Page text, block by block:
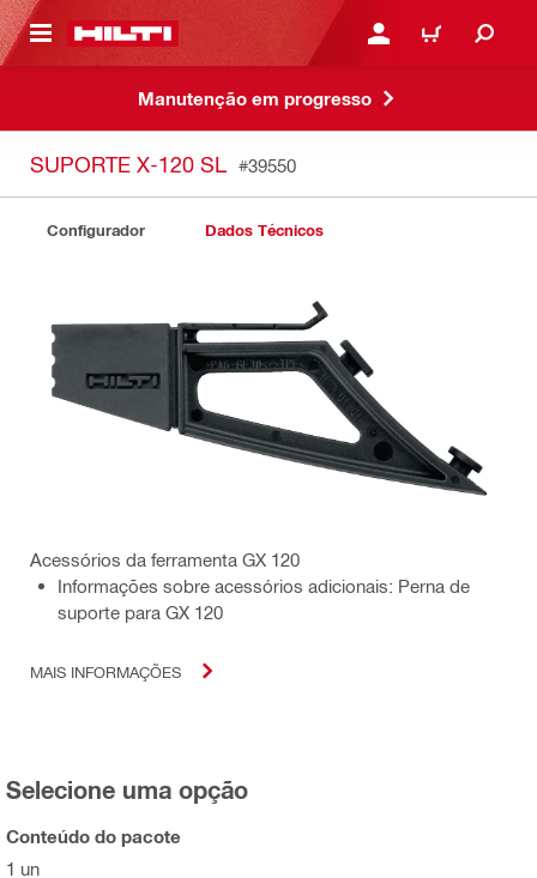
PRINCIPAL ENTRAR OU CADASTRAR
CARRINHO
Manutenção em progresso
SUPORTE X-120 SL #39550
Configurador Dados Técnicos
Acessórios da ferramenta GX 120
Informações sobre acessórios adicionais: Perna de
suporte para GX 120
MAIS INFORMAÇÕES
Selecione uma opção
Conteúdo do pacote
1 un